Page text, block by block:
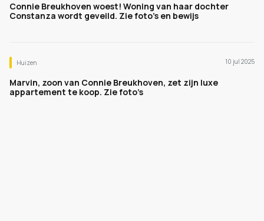
Connie Breukhoven woest! Woning van haar dochter
Constanza wordt geveild. Zie foto's en bewijs
Huizen 10 jul 2025
Marvin, zoon van Connie Breukhoven, zet zijn luxe
appartement te koop. Zie foto’s